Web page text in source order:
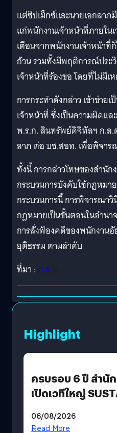
แต่ซิปเม็กซ์และนายเอกลา
แก่พนักงานเจ้าหน้าที่ภายใน
เตือนจากพนักงานเจ้าหน้าที่
ถ้วน รวมทั้งมีพฤติการณ์ประ
เจ้าหน้าที่ร้องขอ โดยที่ไม่มี
การกระทำดังกล่าว เข้าข่าย
เจ้าหน้าที่ ซึ่งเป็นความผิดแล
พ.ร.ก. สินทรัพย์ดิจิทัลฯ ก.ล.
ลาภ ต่อ บช.สอท. เพื่อพิจาร
ทั้งนี้ การกล่าวโทษของสำนัก
กระบวนการบังคับใช้กฎหมา
กระบวนการนี้ การพิจารณา
กฎหมายเป็นขั้นตอนในอำน
การสั่งฟ้องคดีของพนักงาน
ยุติธรรม ตามลำดับ
ที่มา : ก.ล.ต.
Highlight
ครบรอบ 6 ปี สำนั
เปิดเวทีใหญ่
แนวทางปรับตัวสู่เ
06/08/2026
Read More